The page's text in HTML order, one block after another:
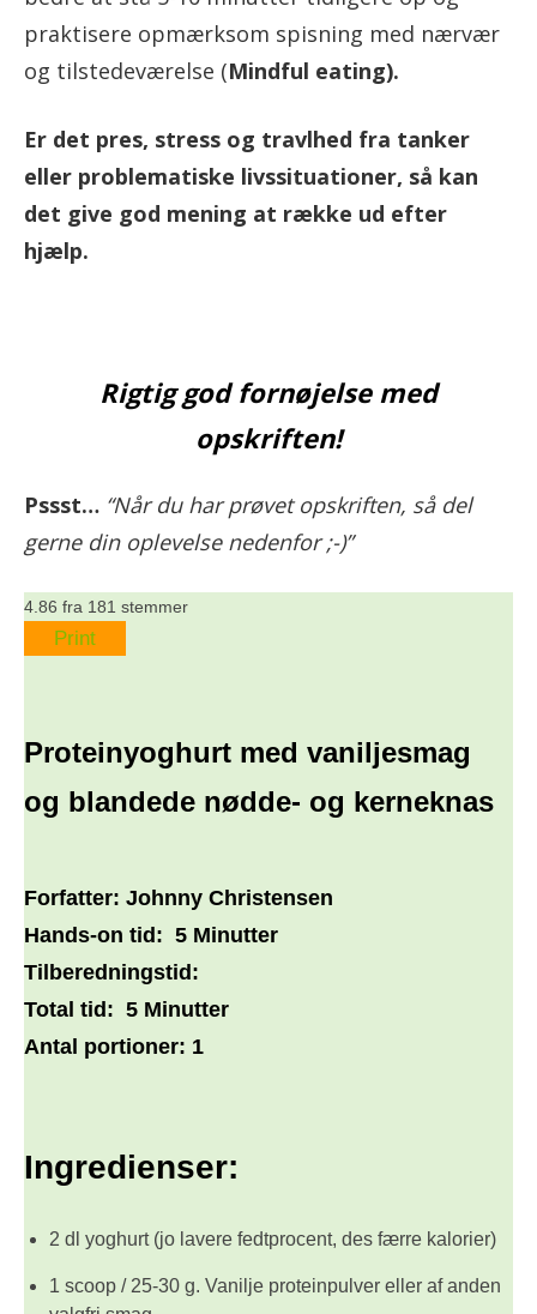
praktisere opmærksom spisning med nærvær
og tilstedeværelse (Mindful eating).
Er det pres, stress og travlhed fra tanker
eller problematiske livssituationer, så kan
det give god mening at række ud efter
hjælp.
Rigtig god fornøjelse med
opskriften!
Pssst… “Når du har prøvet opskriften, så del
gerne din oplevelse nedenfor ;-)”
4.86 fra 181 stemmer
Print
Proteinyoghurt med vaniljesmag
og blandede nødde- og kerneknas
Forfatter: Johnny Christensen
Hands-on tid: 5 Minutter
Tilberedningstid:
Total tid: 5 Minutter
Antal portioner: 1
Ingredienser:
2 dl yoghurt (jo lavere fedtprocent, des færre kalorier)
1 scoop / 25-30 g. Vanilje proteinpulver eller af anden